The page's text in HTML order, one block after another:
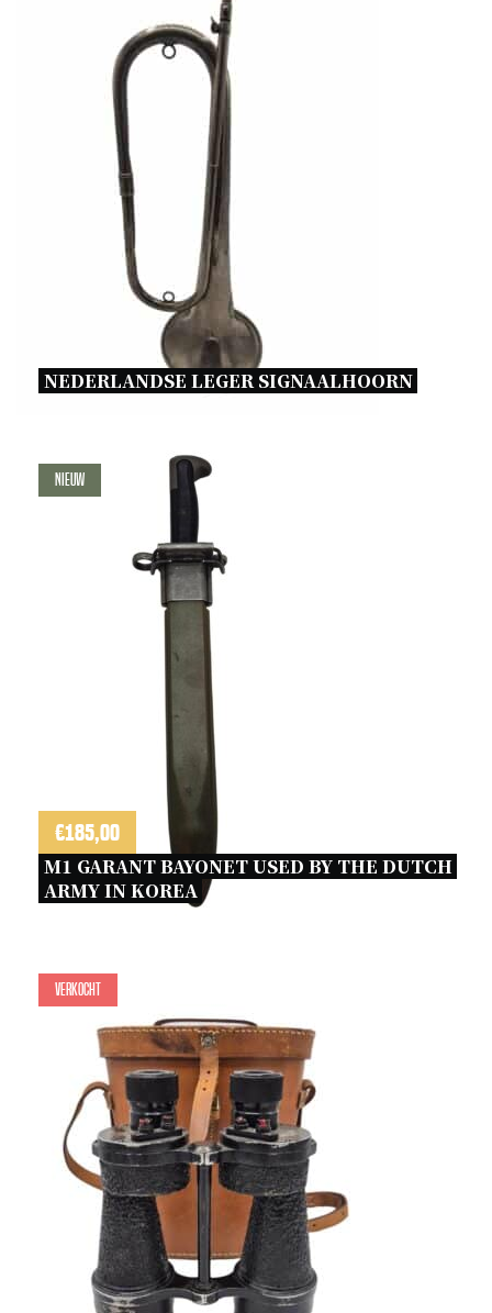
NEDERLANDSE LEGER SIGNAALHOORN
Nieuw
€185,00
M1 GARANT BAYONET USED BY THE DUTCH
ARMY IN KOREA
Verkocht